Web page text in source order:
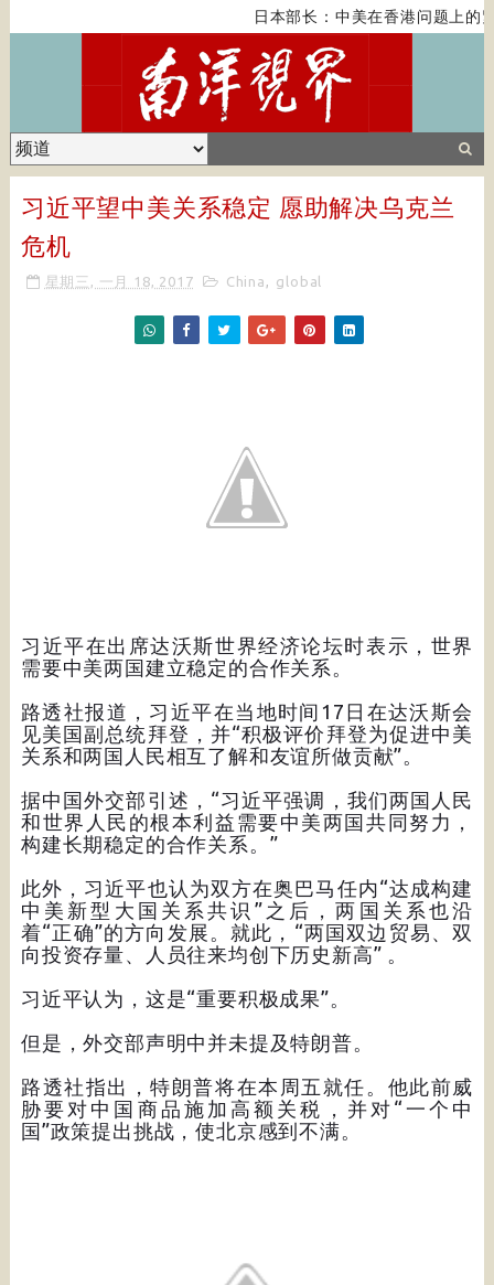
日本部长：中美在香港问题上的紧
习近平望中美关系稳定 愿助解决乌克兰
危机
星期三, 一月 18, 2017 China , global
习近平在出席达沃斯世界经济论坛时表示，世界
需要中美两国建立稳定的合作关系。
路透社报道，习近平在当地时间17日在达沃斯会
见美国副总统拜登，并“积极评价拜登为促进中美
关系和两国人民相互了解和友谊所做贡献”。
据中国外交部引述，“习近平强调，我们两国人民
和世界人民的根本利益需要中美两国共同努力，
构建长期稳定的合作关系。”
此外，习近平也认为双方在奥巴马任内“达成构建
中美新型大国关系共识”之后，两国关系也沿
着“正确”的方向发展。就此，“两国双边贸易、双
向投资存量、人员往来均创下历史新高” 。
习近平认为，这是“重要积极成果”。
但是，外交部声明中并未提及特朗普。
路透社指出，特朗普将在本周五就任。他此前威
胁要对中国商品施加高额关税，并对“一个中
国”政策提出挑战，使北京感到不满。